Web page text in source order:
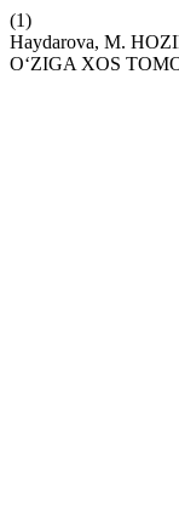
(1)
Haydarova, M.
O‘ZIGA XOS